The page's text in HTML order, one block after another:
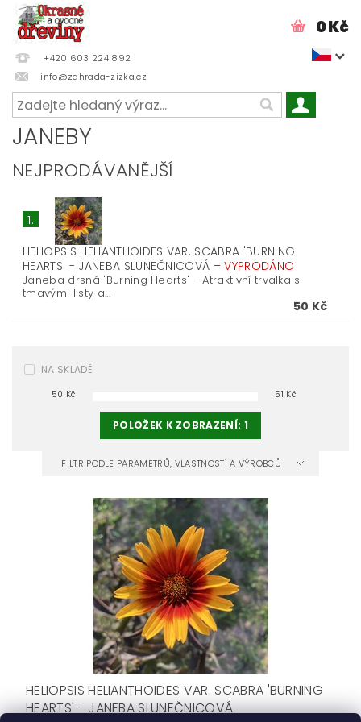
+420 603 224 892
info@zahrada-zizka.cz
0 Kč
JANEBY
NEJPRODÁVANĚJŠÍ
1.
HELIOPSIS HELIANTHOIDES VAR. SCABRA 'BURNING
HEARTS' - JANEBA SLUNEČNICOVÁ –VYPRODÁNO
Janeba drsná 'Burning Hearts' - Atraktivní trvalka s
tmavými listy a...
50 Kč
NA SKLADĚ
50 Kč 51 Kč
POLOŽEK K ZOBRAZENÍ: 1
FILTR PODLE PARAMETRŮ, VLASTNOSTÍ A VÝROBCŮ
HELIOPSIS HELIANTHOIDES VAR. SCABRA 'BURNING
HEARTS' - JANEBA SLUNEČNICOVÁ